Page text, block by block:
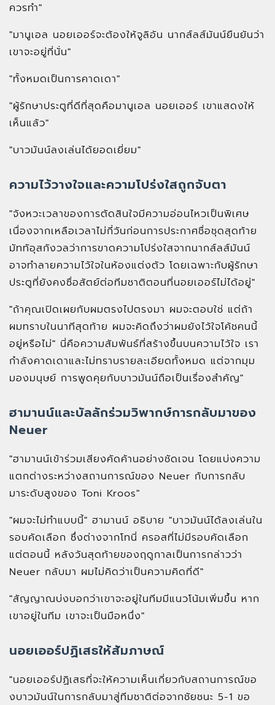
ควรทำ"
"มานูเอล นอยเออร์จะต้องให้จูลิอัน นากส์ลส์มันน์ยืนยันว่า
เขาจะอยู่ที่นั่น"
"ทั้งหมดเป็นการคาดเดา"
"ผู้รักษาประตูที่ดีที่สุดคือมานูเอล นอยเออร์ เขาแสดงให้
เห็นแล้ว"
"บาวมันน์ลงเล่นได้ยอดเยี่ยม"
ความไว้วางใจและความโปร่งใสถูกจับตา
"จังหวะเวลาของการตัดสินใจมีความอ่อนไหวเป็นพิเศษ
เนื่องจากเหลือเวลาไม่กี่วันก่อนการประกาศชื่อชุดสุดท้าย
มัททัอุสกังวลว่าการขาดความโปร่งใสจากนากส์ลส์มันน์
อาจทำลายความไว้ใจในห้องแต่งตัว โดยเฉพาะกับผู้รักษา
ประตูที่ยังคงซื่อสัตย์ต่อทีมชาติตอนที่นอยเออร์ไม่ได้อยู่"
"ถ้าคุณเปิดเผยกับผมตรงไปตรงมา ผมจะตอบใช่ แต่ถ้า
ผมทราบในนาทีสุดท้าย ผมจะคิดถึงว่าผมยังไว้ใจโค้ชคนนี้
อยู่หรือไม่" นี่คือความสัมพันธ์ที่สร้างขึ้นบนความไว้ใจ เรา
กำลังคาดเดาและไม่ทราบรายละเอียดทั้งหมด แต่จากมุม
มองมนุษย์ การพูดคุยกับบาวมันน์ถือเป็นเรื่องสำคัญ"
ฮามานน์และบัลลักร่วมวิพากษ์การกลับมาของ
Neuer
"ฮามานน์เข้าร่วมเสียงคัดค้านอย่างชัดเจน โดยแบ่งความ
แตกต่างระหว่างสถานการณ์ของ Neuer กับการกลับ
มาระดับสูงของ Toni Kroos"
"ผมจะไม่ทำแบบนี้" ฮามานน์ อธิบาย "บาวมันน์ได้ลงเล่นใน
รอบคัดเลือก ซึ่งต่างจากโทนี่ ครอสที่ไม่มีรอบคัดเลือก
แต่ตอนนี้ หลังวันสุดท้ายของฤดูกาลเป็นการกล่าวว่า
Neuer กลับมา ผมไม่คิดว่าเป็นความคิดที่ดี"
"สัญญาณบ่งบอกว่าเขาจะอยู่ในทีมมีแนวโน้มเพิ่มขึ้น หาก
เขาอยู่ในทีม เขาจะเป็นมือหนึ่ง"
นอยเออร์ปฏิเสธให้สัมภาษณ์
"นอยเออร์ปฏิเสธที่จะให้ความเห็นเกี่ยวกับสถานการณ์ขอ
งบาวมันน์ในการกลับมาสู่ทีมชาติต่อจากชัยชนะ 5-1 ขอ